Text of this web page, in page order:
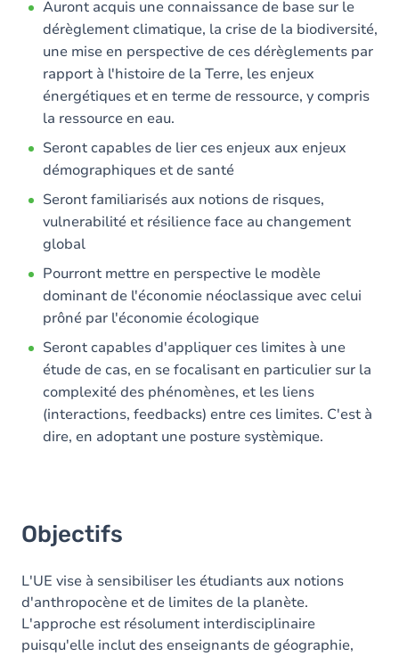
Auront acquis une connaissance de base sur le
dérèglement climatique, la crise de la biodiversité,
une mise en perspective de ces dérèglements par
rapport à l'histoire de la Terre, les enjeux
énergétiques et en terme de ressource, y compris
la ressource en eau.
Seront capables de lier ces enjeux aux enjeux
démographiques et de santé
Seront familiarisés aux notions de risques,
vulnerabilité et résilience face au changement
global
Pourront mettre en perspective le modèle
dominant de l'économie néoclassique avec celui
prôné par l'économie écologique
Seront capables d'appliquer ces limites à une
étude de cas, en se focalisant en particulier sur la
complexité des phénomènes, et les liens
(interactions, feedbacks) entre ces limites. C'est à
dire, en adoptant une posture systèmique.
Objectifs
L'UE vise à sensibiliser les étudiants aux notions
d'anthropocène et de limites de la planète.
L'approche est résolument interdisciplinaire
puisqu'elle inclut des enseignants de géographie,